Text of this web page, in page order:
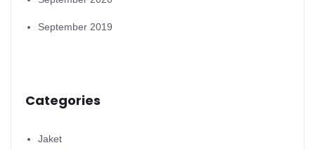
September 2019
Categories
Jaket